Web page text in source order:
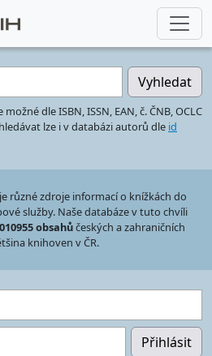
Vyhledat
dle ISBN, ISSN, EAN, č. ČNB, OCLC
lze i v databázi autorů dle id
různé zdroje informací o knížkách do
služby. Naše databáze v tuto chvíli
obsahůčeských a zahraničních
knihoven v ČR.
Přihlásit